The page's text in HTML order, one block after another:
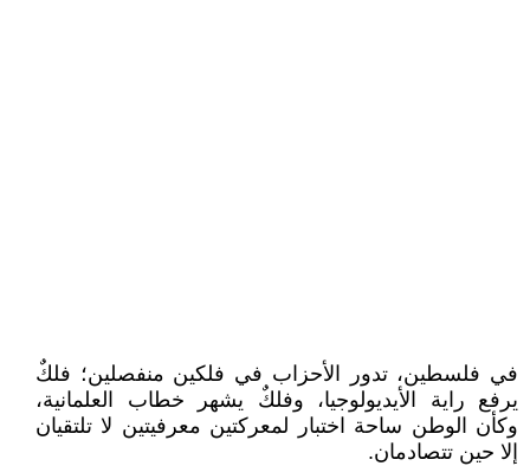
في فلسطين، تدور الأحزاب في فلكين منفصلين؛ فلكٌ
يرفع راية الأيديولوجيا، وفلكٌ يشهر خطاب العلمانية،
وكأن الوطن ساحة اختبار لمعركتين معرفيتين لا تلتقيان
إلا حين تتصادمان.